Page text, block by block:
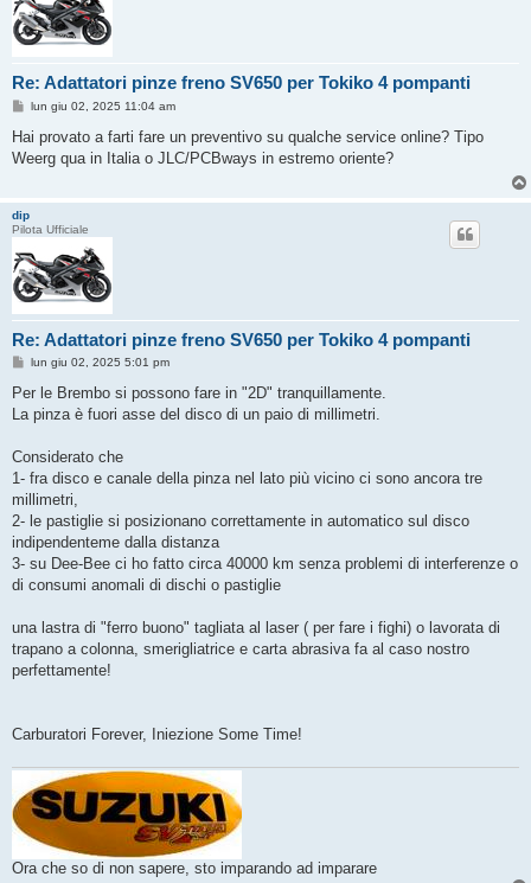
Re: Adattatori pinze freno SV650 per Tokiko 4 pompanti
M
s
a
i
o
lun giu 02, 2025 11:04 am
Hai provato a farti fare un preventivo su qualche service online? Tipo
Weerg qua in Italia o JLC/PCBways in estremo oriente?
dip
Pilota Ufficiale
Re: Adattatori pinze freno SV650 per Tokiko 4 pompanti
M
s
a
i
o
lun giu 02, 2025 5:01 pm
Per le Brembo si possono fare in "2D" tranquillamente.
La pinza è fuori asse del disco di un paio di millimetri.
Considerato che
1- fra disco e canale della pinza nel lato più vicino ci sono ancora tre
millimetri,
2- le pastiglie si posizionano correttamente in automatico sul disco
indipendenteme dalla distanza
3- su Dee-Bee ci ho fatto circa 40000 km senza problemi di interferenze o
di consumi anomali di dischi o pastiglie
una lastra di "ferro buono" tagliata al laser ( per fare i fighi) o lavorata di
trapano a colonna, smerigliatrice e carta abrasiva fa al caso nostro
perfettamente!
Carburatori Forever, Iniezione Some Time!
Ora che so di non sapere, sto imparando ad imparare